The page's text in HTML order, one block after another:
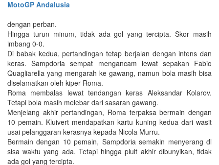
MotoGP Andalusia
dengan perban.
Hingga turun minum, tidak ada gol yang tercipta. Skor masih
imbang 0-0.
Di babak kedua, pertandingan tetap berjalan dengan intens dan
keras. Sampdoria sempat mengancam lewat sepakan Fabio
Quagliarella yang mengarah ke gawang, namun bola masih bisa
diselamatkan oleh kiper Roma.
Roma membalas lewat tendangan keras Aleksandar Kolarov.
Tetapi bola masih melebar dari sasaran gawang.
Menjelang akhir pertandingan, Roma terpaksa bermain dengan
10 pemain. Kluivert mendapatkan kartu kuning kedua dari wasit
usai pelanggaran kerasnya kepada Nicola Murru.
Bermain dengan 10 pemain, Sampdoria semakin menyerang di
sisa waktu yang ada. Tetapi hingga pluit akhir dibunyikan, tidak
ada gol yang tercipta.